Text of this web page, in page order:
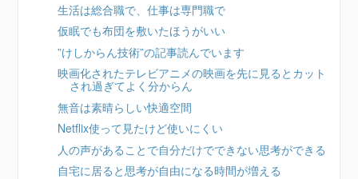
生活は総合職で、仕事は専門職で
仮眠でも布団を敷いたほうがいい
”けしからん技術”の記事読んでいます
映画化されたテレビアニメの映画を先に見るとカット
され過ぎてよく分からん
無音は素晴らしい快適空間
Netflix使って見たけど使いにくい
人の声があることで自分だけでできない思考ができる
自宅に居ると思考が自由になる時間が増える